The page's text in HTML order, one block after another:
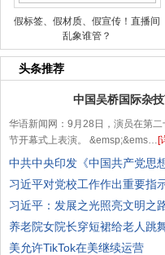
假标签、假材质、假宣传！直播间
乱象谁管？
头条推荐
中国吴桥国际杂
华语新闻网：9月28日，演员在第
节开幕式上表演。 &emsp;&ems…[
中共中央印发《中国共产党思
习近平对党校工作作出重要指
习近平：发展之光照亮文明之
养老院女院长穿短裙给老人跳
美允许TikTok在美继续运营